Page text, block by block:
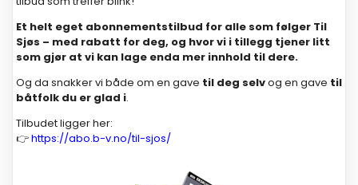
Et helt eget abonnementstilbud for alle som følger Til
Sjøs – med rabatt for deg, og hvor vi i tillegg tjener litt
som gjør at vi kan lage enda mer innhold til dere.
Og da snakker vi både om en gave til deg selvog en gave til
båtfolk du er glad i.
Tilbudet ligger her:
👉https://abo.b-v.no/til-sjos/